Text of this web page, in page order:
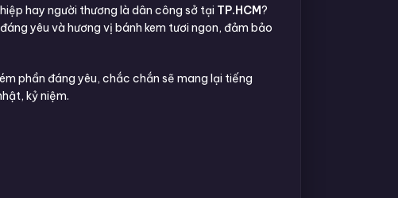
hay người thương là dân công sở tại TP.HCM?
yêu và hương vị bánh kem tươi ngon, đảm bảo
phần đáng yêu, chắc chắn sẽ mang lại tiếng
kỷ niệm.